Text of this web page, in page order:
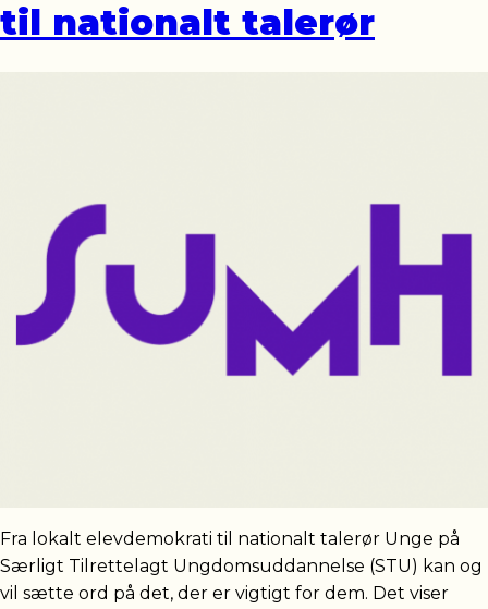
til nationalt talerør
Fra lokalt elevdemokrati til nationalt talerør Unge på
Særligt Tilrettelagt Ungdomsuddannelse (STU) kan og
vil sætte ord på det, der er vigtigt for dem. Det viser